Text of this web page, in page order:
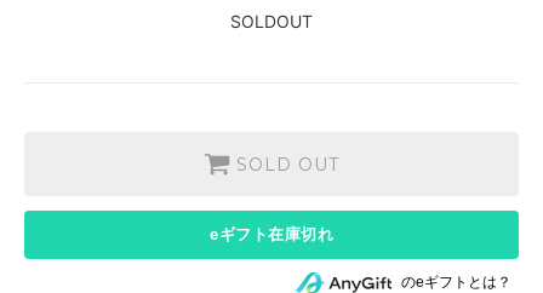
SOLDOUT
SOLD OUT
eギフト在庫切れ
のeギフトとは？